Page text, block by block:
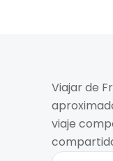
Viajar de
viaje